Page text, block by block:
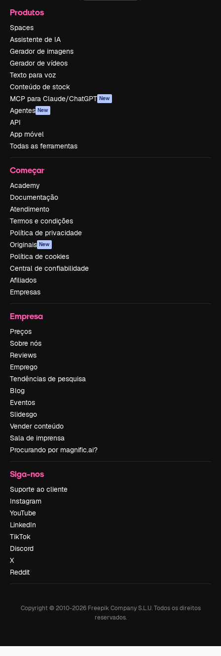
Produtos
Spaces
Assistente de IA
Gerador de imagens
Gerador de vídeos
Texto para voz
Conteúdo de stock
MCP para Claude/ChatGPT New
Agentes New
API
App móvel
Todas as ferramentas
Começar
Academy
Documentação
Atendimento
Termos e condições
Política de privacidade
Originais New
Política de cookies
Central de confiabilidade
Afiliados
Empresas
Empresa
Preços
Sobre nós
Reviews
Emprego
Tendências de pesquisa
Blog
Eventos
Slidesgo
Vender conteúdo
Sala de imprensa
Procurando por magnific.ai?
Siga-nos
Suporte ao cliente
Instagram
YouTube
LinkedIn
TikTok
Discord
X
Reddit
Copyright © 2010-2026Freepik Company S.L.U. Todos os direitos
reservados.